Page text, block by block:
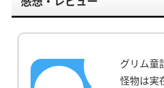
グリム童
怪物は実